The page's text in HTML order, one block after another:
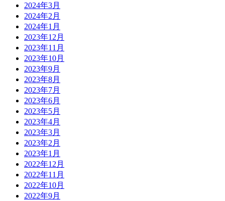
2024年3月
2024年2月
2024年1月
2023年12月
2023年11月
2023年10月
2023年9月
2023年8月
2023年7月
2023年6月
2023年5月
2023年4月
2023年3月
2023年2月
2023年1月
2022年12月
2022年11月
2022年10月
2022年9月